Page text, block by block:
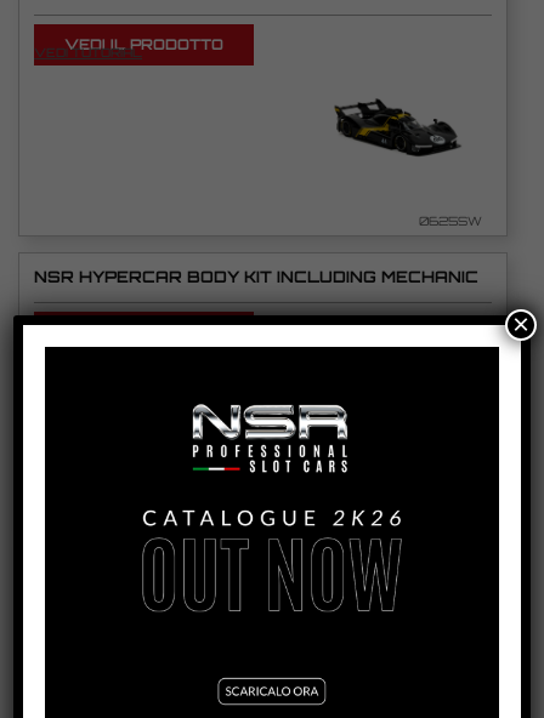
VEDI TUTORIAL
VEDI IL PRODOTTO
0625SW
NSR HYPERCAR BODY KIT INCLUDING MECHANIC
NSR HYPERCAR TEST CAR YELLOW
×